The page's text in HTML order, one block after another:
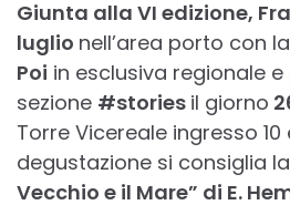
Giunta alla VI edizione,
luglio nell’area porto con
Poi in esclusiva regionale
sezione #stories il giorno
Torre Vicereale ingresso
degustazione si consiglia
Vecchio e il Mare” di E.